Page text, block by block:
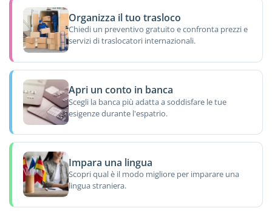
Organizza il tuo trasloco
Chiedi un preventivo gratuito e confronta prezzi e
servizi di traslocatori internazionali.
Apri un conto in banca
Scegli la banca più adatta a soddisfare le tue
esigenze durante l'espatrio.
Impara una lingua
Scopri qual è il modo migliore per imparare una
lingua straniera.